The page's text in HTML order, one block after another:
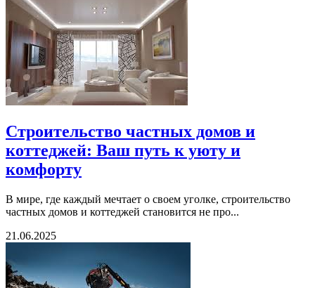
Строительство частных домов и
коттеджей: Ваш путь к уюту и
комфорту
В мире, где каждый мечтает о своем уголке, строительство
частных домов и коттеджей становится не про...
21.06.2025